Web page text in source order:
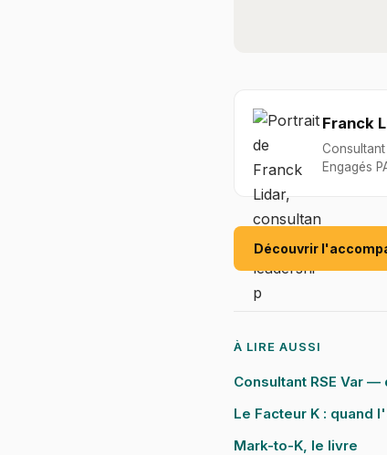
Franck
Consultant
Engagés
Découvrir
À LIRE AUSSI
Consultant RSE Var —
Le Facteur K : quand
Mark-to-K, le livre